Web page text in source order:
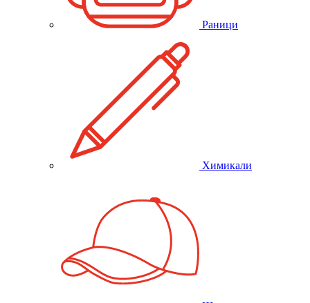
Раници
Химикали